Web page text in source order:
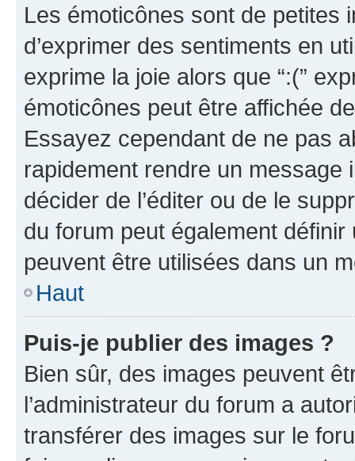
Les émoticônes sont de petites
d’exprimer des sentiments en
exprime la joie alors que “:(”
émoticônes peut être affichée
Essayez cependant de ne pas
rapidement rendre un message
décider de l’éditer ou de le
du forum peut également définir
peuvent être utilisées dans un
Haut
Puis-je publier des images ?
Bien sûr, des images peuvent
l’administrateur du forum a
transférer des images sur le